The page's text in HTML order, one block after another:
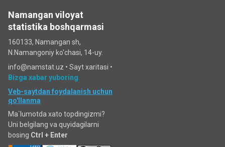
Namangan viloyat
statistika boshqarmasi
160133, Namangan sh,
N.Namangoniy ko'chasi, 14-uy.
info@namstat.uz • Sayt xaritasi •
Bizga xabar yuboring
Veb-saytdan foydalanish uchun
qo'llanma
Ma`lumotda xato topdingizmi?
Uni belgilang va quyidagilarni
bosing Ctrl + Enter